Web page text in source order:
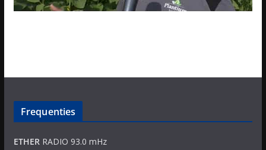
Frequenties
ETHERRADIO 93.0 mHz